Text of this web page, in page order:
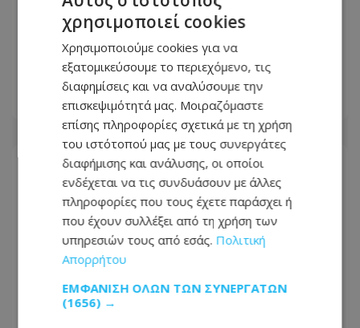
Nema Restaurant: Εκεί όπου η
μεσογειακή γαστρονομία γίνεται
εμπειρία στην καρδιά της Πάφου
10.08.2026 - 06:28
χρησιμοποιεί cookies
Χρησιμοποιούμε cookies για να
εξατομικεύσουμε το περιεχόμενο, τις
διαφημίσεις και να αναλύσουμε την
επισκεψιμότητά μας. Μοιραζόμαστε
επίσης πληροφορίες σχετικά με τη χρήση
του ιστότοπού μας με τους συνεργάτες
διαφήμισης και ανάλυσης, οι οποίοι
ενδέχεται να τις συνδυάσουν με άλλες
πληροφορίες που τους έχετε παράσχει ή
που έχουν συλλέξει από τη χρήση των
υπηρεσιών τους από εσάς. Πολιτική
Απορρήτου
ΕΜΦΆΝΙΣΗ ΌΛΩΝ ΤΩΝ ΣΥΝΕΡΓΑΤΏΝ
(1656) →